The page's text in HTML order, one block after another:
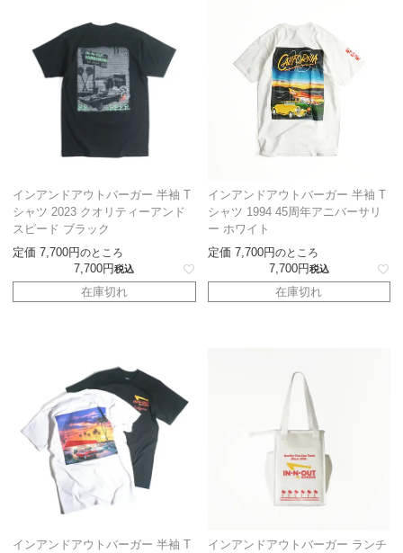
インアンドアウトバーガー 半袖 T
シャツ 2023 クオリティーアンド
スピード ブラック
定価 7,700 のところ
7,700 税込
在庫切れ
インアンドアウトバーガー 半袖 T
シャツ 1994 45周年アニバーサリ
ー ホワイト
定価 7,700 のところ
7,700 税込
在庫切れ
インアンドアウトバーガー 半袖 T
インアンドアウトバーガー ランチ